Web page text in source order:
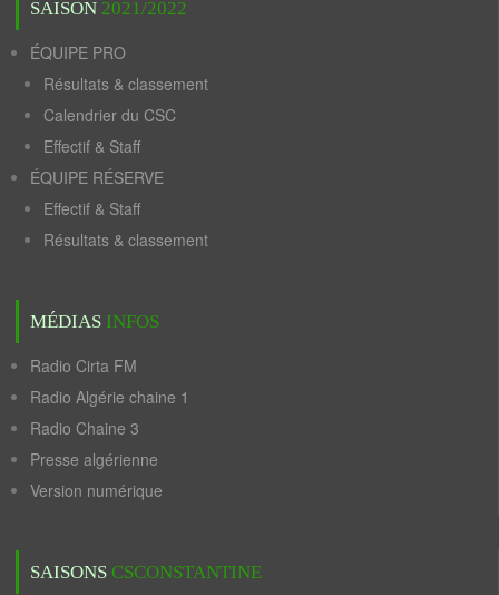
SAISON 2021/2022
ÉQUIPE PRO
Résultats & classement
Calendrier du CSC
Effectif & Staff
ÉQUIPE RÉSERVE
Effectif & Staff
Résultats & classement
MÉDIAS INFOS
Radio Cirta FM
Radio Algérie chaine 1
Radio Chaine 3
Presse algérienne
Version numérique
SAISONS CSCONSTANTINE